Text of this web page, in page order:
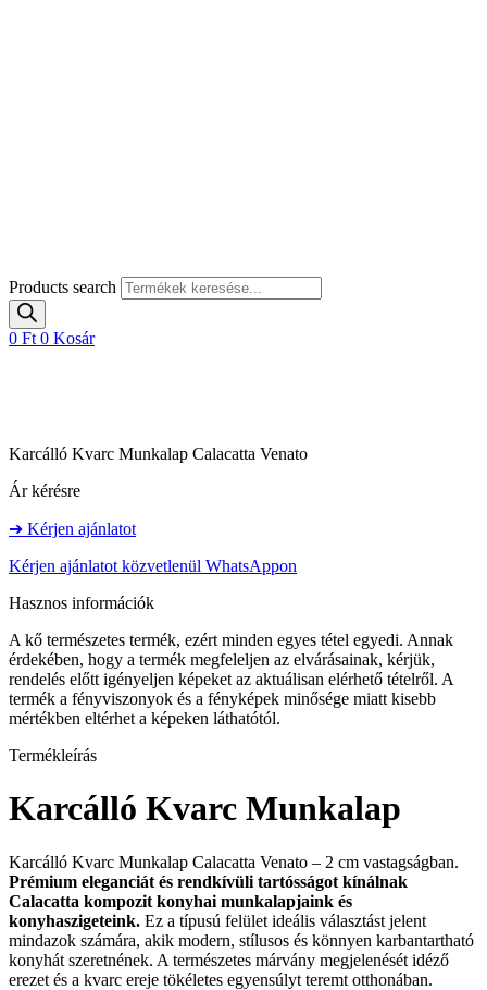
Products search
0 Ft 0 Kosár
Karcálló Kvarc Munkalap Calacatta Venato
Ár kérésre
➔ Kérjen ajánlatot
Kérjen ajánlatot közvetlenül WhatsAppon
Hasznos információk
A kő természetes termék, ezért minden egyes tétel egyedi. Annak
érdekében, hogy a termék megfeleljen az elvárásainak, kérjük,
rendelés előtt igényeljen képeket az aktuálisan elérhető tételről. A
termék a fényviszonyok és a fényképek minősége miatt kisebb
mértékben eltérhet a képeken láthatótól.
Termékleírás
Karcálló Kvarc Munkalap
Karcálló Kvarc Munkalap Calacatta Venato – 2 cm vastagságban.
Prémium eleganciát és rendkívüli tartósságot kínálnak
Calacatta kompozit konyhai munkalapjaink és
konyhaszigeteink. Ez a típusú felület ideális választást jelent
mindazok számára, akik modern, stílusos és könnyen karbantartható
konyhát szeretnének. A természetes márvány megjelenését idéző
erezet és a kvarc ereje tökéletes egyensúlyt teremt otthonában.